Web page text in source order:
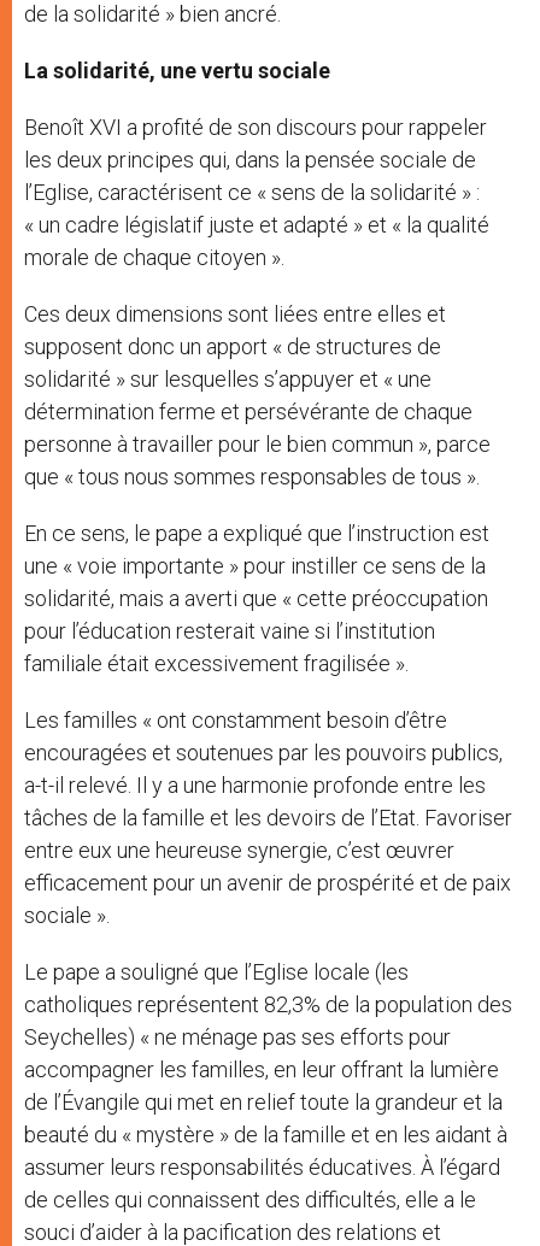
de la solidarité » bien ancré.
La solidarité, une vertu sociale
Benoît XVI a profité de son discours pour rappeler
les deux principes qui, dans la pensée sociale de
l’Eglise, caractérisent ce « sens de la solidarité » :
« un cadre législatif juste et adapté » et « la qualité
morale de chaque citoyen ».
Ces deux dimensions sont liées entre elles et
supposent donc un apport « de structures de
solidarité » sur lesquelles s’appuyer et « une
détermination ferme et persévérante de chaque
personne à travailler pour le bien commun », parce
que « tous nous sommes responsables de tous ».
En ce sens, le pape a expliqué que l’instruction est
une « voie importante » pour instiller ce sens de la
solidarité, mais a averti que « cette préoccupation
pour l’éducation resterait vaine si l’institution
familiale était excessivement fragilisée ».
Les familles « ont constamment besoin d’être
encouragées et soutenues par les pouvoirs publics,
a-t-il relevé. Il y a une harmonie profonde entre les
tâches de la famille et les devoirs de l’Etat. Favoriser
entre eux une heureuse synergie, c’est œuvrer
efficacement pour un avenir de prospérité et de paix
sociale ».
Le pape a souligné que l’Eglise locale (les
catholiques représentent 82,3% de la population des
Seychelles) « ne ménage pas ses efforts pour
accompagner les familles, en leur offrant la lumière
de l’Évangile qui met en relief toute la grandeur et la
beauté du « mystère » de la famille et en les aidant à
assumer leurs responsabilités éducatives. À l’égard
de celles qui connaissent des difficultés, elle a le
souci d’aider à la pacification des relations et